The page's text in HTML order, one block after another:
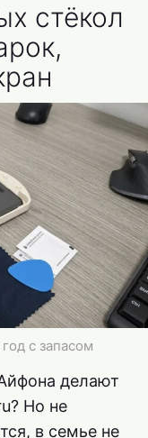
стёкол
с запасом
делают
Но не
в семье не